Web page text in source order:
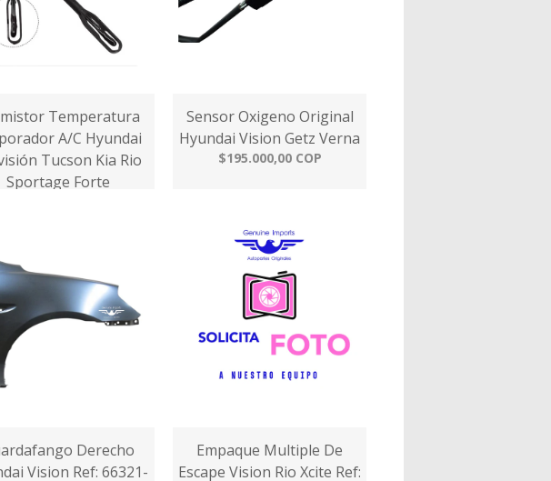
Temperatura
A/C Hyundai
Tucson Kia Rio
Sportage Forte
Sensor Oxigeno Original
Hyundai Vision Getz Verna
$195.000,00 COP
Derecho
Vision Ref: 66321-
Empaque Multiple De
Escape Vision Rio Xcite Ref: